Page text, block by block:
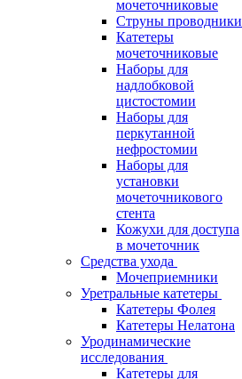
мочеточниковые
Струны проводники
Катетеры
мочеточниковые
Наборы для
надлобковой
цистостомии
Наборы для
перкутанной
нефростомии
Наборы для
установки
мочеточникового
стента
Кожухи для доступа
в мочеточник
Средства ухода
Мочеприемники
Уретральные катетеры
Катетеры Фолея
Катетеры Нелатона
Уродинамические
исследования
Катетеры для